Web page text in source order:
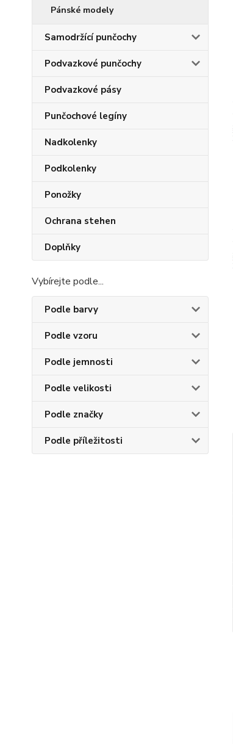
Pánské modely
Samodržící punčochy
Podvazkové punčochy
Podvazkové pásy
Punčochové legíny
Nadkolenky
Podkolenky
Ponožky
Ochrana stehen
Doplňky
Vybírejte podle...
Podle barvy
Podle vzoru
Podle jemnosti
Podle velikosti
Podle značky
Podle příležitosti